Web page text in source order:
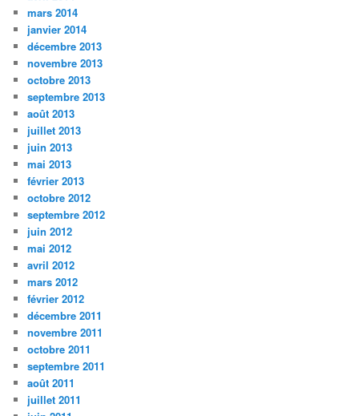
mars 2014
janvier 2014
décembre 2013
novembre 2013
octobre 2013
septembre 2013
août 2013
juillet 2013
juin 2013
mai 2013
février 2013
octobre 2012
septembre 2012
juin 2012
mai 2012
avril 2012
mars 2012
février 2012
décembre 2011
novembre 2011
octobre 2011
septembre 2011
août 2011
juillet 2011